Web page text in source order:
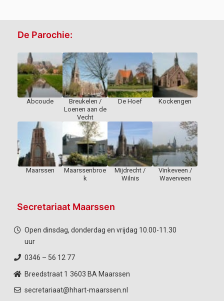
De Parochie:
Abcoude
Breukelen /
Loenen aan de
Vecht
De Hoef Kockengen
Maarssen
Maarssenbroe
k
Mijdrecht /
Wilnis
Vinkeveen /
Waverveen
Secretariaat Maarssen
Open dinsdag, donderdag en vrijdag 10.00-11.30
uur
0346 – 56 12 77
Breedstraat 1 3603 BA Maarssen
secretariaat@hhart-maarssen.nl